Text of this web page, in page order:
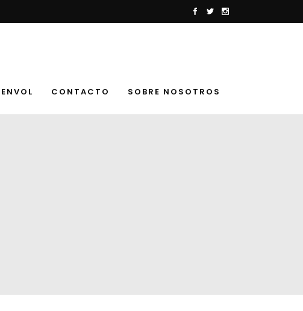
CONTACTO SOBRE NOSOTROS